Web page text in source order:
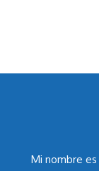
Mi nombre es